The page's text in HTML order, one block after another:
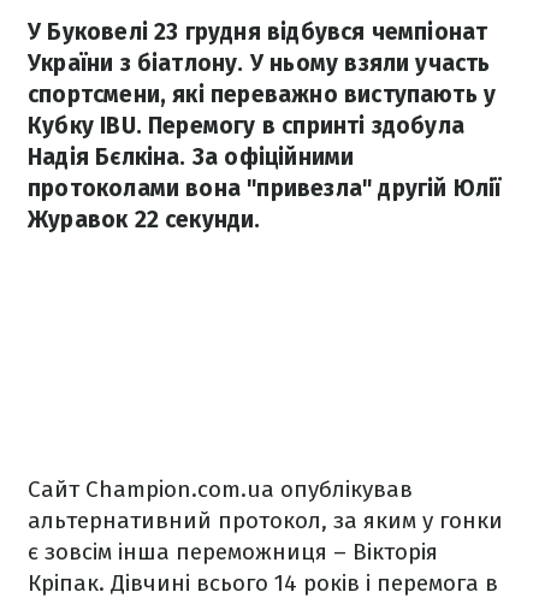
У Буковелі 23 грудня відбувся чемпіонат
України з біатлону. У ньому взяли участь
спортсмени, які переважно виступають у
Кубку IBU. Перемогу в спринті здобула
Надія Бєлкіна. За офіційними
протоколами вона "привезла" другій Юлії
Журавок 22 секунди.
Cайт Сhampion.com.ua опублікував
альтернативний протокол, за яким у гонки
є зовсім інша переможниця – Вікторія
Кріпак. Дівчині всього 14 років і перемога в